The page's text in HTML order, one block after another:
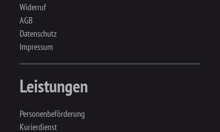
Widerruf
AGB
Datenschutz
Impressum
Leistungen
Personenbeförderung
Kurierdienst